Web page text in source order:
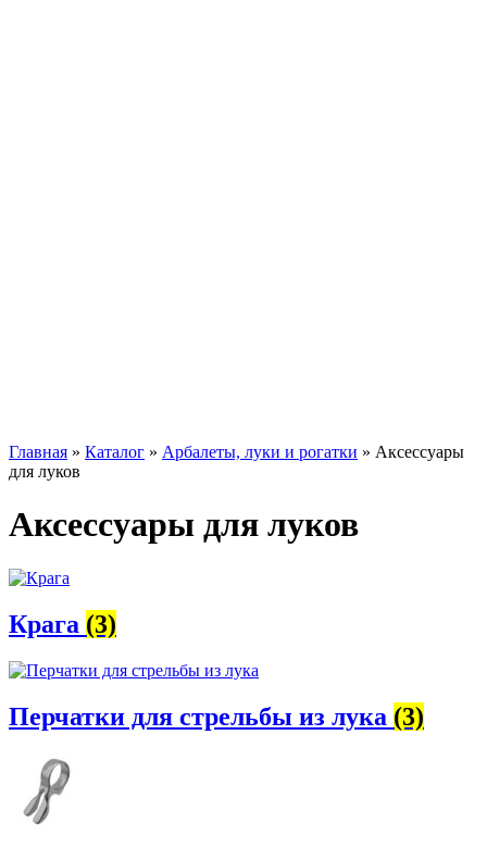
Главная » Каталог » Арбалеты, луки и рогатки » Аксессуары
для луков
Аксессуары для луков
Крага (3)
Перчатки для стрельбы из лука (3)